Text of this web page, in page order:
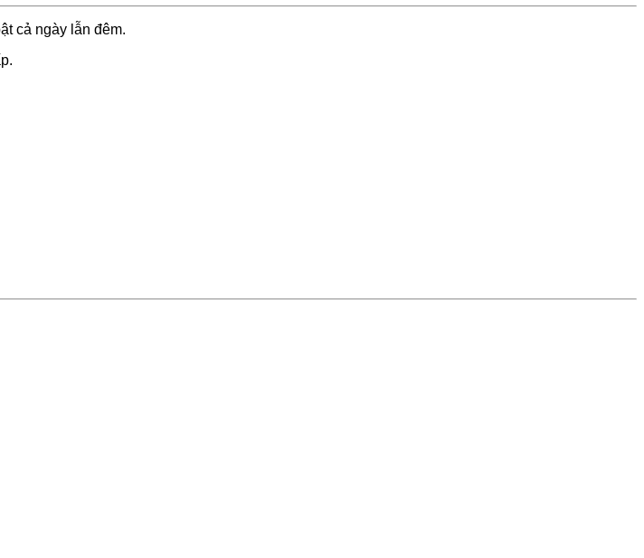
cả ngày lẫn đêm.